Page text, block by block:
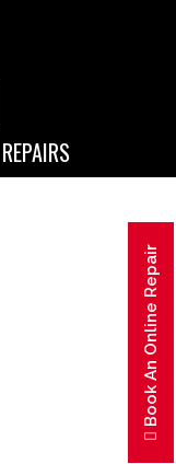
REPAIRS
Book An Online Repair